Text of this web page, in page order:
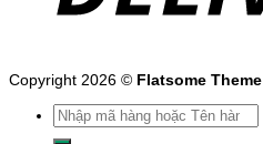
Copyright 2026 © Flatsome Theme
Tìm
kiếm: